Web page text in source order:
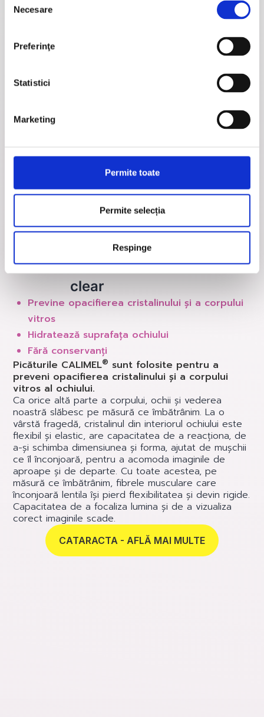
consimțământului
Necesare
Preferinţe
Statistici
Marketing
Permite toate
Permite selecția
Respinge
CALIMEL®
clear
Previne opacifierea cristalinului și a corpului
vitros
Hidratează suprafața ochiului
Fără conservanți
Picăturile CALIMEL® sunt folosite pentru a
preveni opacifierea cristalinului și a corpului
vitros al ochiului.
Ca orice altă parte a corpului, ochii și vederea
noastră slăbesc pe măsură ce îmbătrânim. La o
vârstă fragedă, cristalinul din interiorul ochiului este
flexibil și elastic, are capacitatea de a reacționa, de
a-și schimba dimensiunea și forma, ajutat de mușchii
ce îl înconjoară, pentru a acomoda imaginile de
aproape și de departe. Cu toate acestea, pe
măsură ce îmbătrânim, fibrele musculare care
înconjoară lentila își pierd flexibilitatea și devin rigide.
Capacitatea de a focaliza lumina și de a vizualiza
corect imaginile scade.
CATARACTA - AFLĂ MAI MULTE